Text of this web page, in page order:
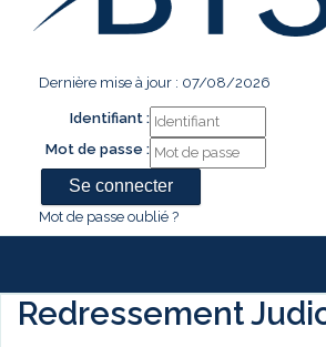
Dernière mise à jour : 07/08/2026
Identifiant :
Mot de passe :
Mot de passe oublié ?
Redressement